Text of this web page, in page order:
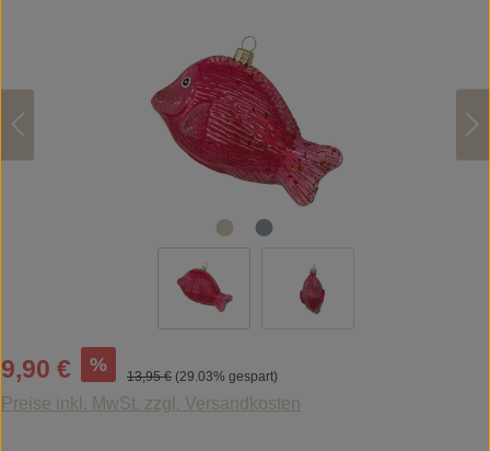
Verkaufspreis:
9,90 € % Regulärer Preis:
13,95 € (29.03% gespart)
Preise inkl. MwSt. zzgl. Versandkosten